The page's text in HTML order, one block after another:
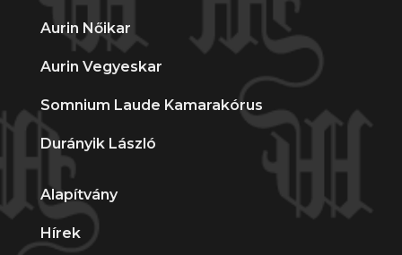
Aurin Nőikar
Aurin Vegyeskar
Somnium Laude Kamarakórus
Durányik László
Alapítvány
Hírek